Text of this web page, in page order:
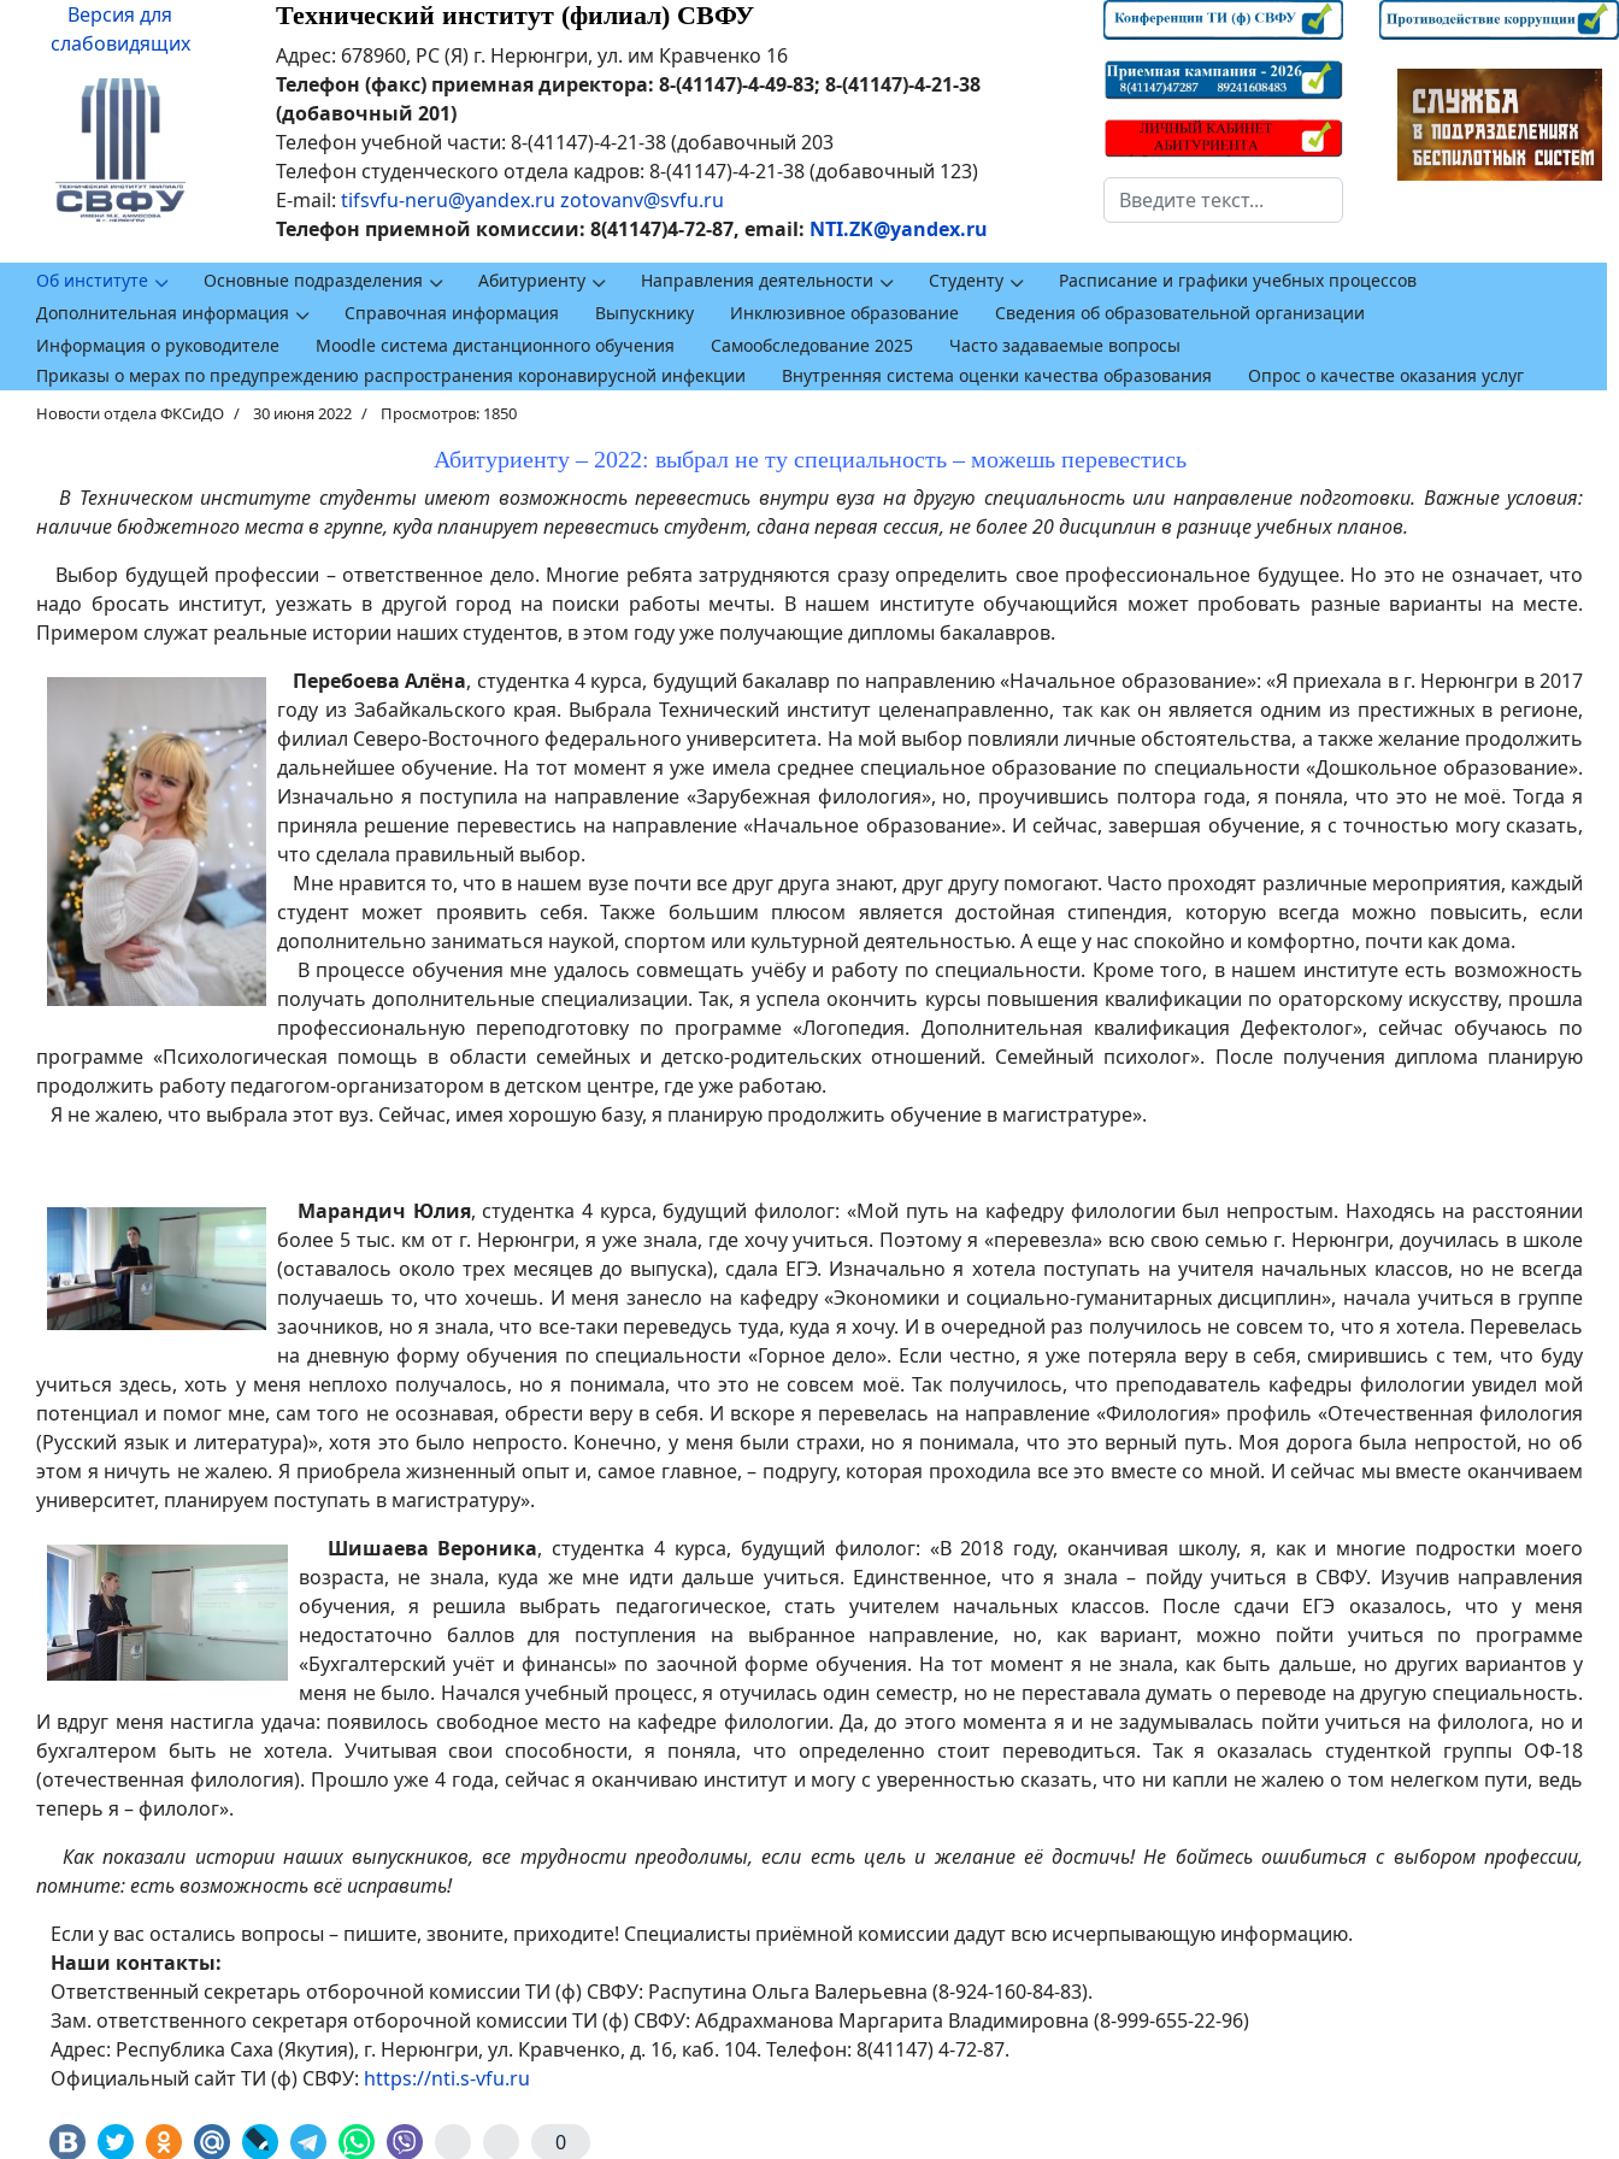
Версия для
слабовидящих
Технический институт (филиал) СВФУ
Адрес: 678960, РС (Я) г. Нерюнгри, ул. им Кравченко 16
Телефон (факс) приемная директора: 8-(41147)-4-49-83; 8-(41147)-4-21-38
(добавочный 201)
Телефон учебной части: 8-(41147)-4-21-38 (добавочный 203
Телефон студенческого отдела кадров: 8-(41147)-4-21-38 (добавочный 123)
E-mail: tifsvfu-neru@yandex.ru zotovanv@svfu.ru
Телефон приемной комиссии: 8(41147)4-72-87, email: NTI.ZK@yandex.ru
Поиск
Об институте Основные подразделения Абитуриенту Направления деятельности Студенту
Расписание и графики учебных процессов
Дополнительная информация
Справочная информация Выпускнику Инклюзивное образование
Сведения об образовательной организации
Информация о руководителе
Moodle система дистанционного обучения Самообследование 2025
Часто задаваемые вопросы
Приказы о мерах по предупреждению распространения коронавирусной инфекции
Внутренняя система оценки качества образования Опрос о качестве оказания услуг
Новости отдела ФКСиДО 30 июня 2022 Просмотров: 1850
Абитуриенту – 2022: выбрал не ту специальность – можешь перевестись
В Техническом институте студенты имеют возможность перевестись внутри вуза на другую специальность или направление подготовки. Важные условия:
наличие бюджетного места в группе, куда планирует перевестись студент, сдана первая сессия, не более 20 дисциплин в разнице учебных планов.
Выбор будущей профессии – ответственное дело. Многие ребята затрудняются сразу определить свое профессиональное будущее. Но это не означает, что
надо бросать институт, уезжать в другой город на поиски работы мечты. В нашем институте обучающийся может пробовать разные варианты на месте.
Примером служат реальные истории наших студентов, в этом году уже получающие дипломы бакалавров.
Перебоева Алёна, студентка 4 курса, будущий бакалавр по направлению «Начальное образование»: «Я приехала в г. Нерюнгри в 2017
году из Забайкальского края. Выбрала Технический институт целенаправленно, так как он является одним из престижных в регионе,
филиал Северо-Восточного федерального университета. На мой выбор повлияли личные обстоятельства, а также желание продолжить
дальнейшее обучение. На тот момент я уже имела среднее специальное образование по специальности «Дошкольное образование».
Изначально я поступила на направление «Зарубежная филология», но, проучившись полтора года, я поняла, что это не моё. Тогда я
приняла решение перевестись на направление «Начальное образование». И сейчас, завершая обучение, я с точностью могу сказать,
что сделала правильный выбор.
Мне нравится то, что в нашем вузе почти все друг друга знают, друг другу помогают. Часто проходят различные мероприятия, каждый
студент может проявить себя. Также большим плюсом является достойная стипендия, которую всегда можно повысить, если
дополнительно заниматься наукой, спортом или культурной деятельностью. А еще у нас спокойно и комфортно, почти как дома.
В процессе обучения мне удалось совмещать учёбу и работу по специальности. Кроме того, в нашем институте есть возможность
получать дополнительные специализации. Так, я успела окончить курсы повышения квалификации по ораторскому искусству, прошла
профессиональную переподготовку по программе «Логопедия. Дополнительная квалификация Дефектолог», сейчас обучаюсь по
программе «Психологическая помощь в области семейных и детско-родительских отношений. Семейный психолог». После получения диплома планирую
продолжить работу педагогом-организатором в детском центре, где уже работаю.
Я не жалею, что выбрала этот вуз. Сейчас, имея хорошую базу, я планирую продолжить обучение в магистратуре».
Марандич Юлия, студентка 4 курса, будущий филолог: «Мой путь на кафедру филологии был непростым. Находясь на расстоянии
более 5 тыс. км от г. Нерюнгри, я уже знала, где хочу учиться. Поэтому я «перевезла» всю свою семью г. Нерюнгри, доучилась в школе
(оставалось около трех месяцев до выпуска), сдала ЕГЭ. Изначально я хотела поступать на учителя начальных классов, но не всегда
получаешь то, что хочешь. И меня занесло на кафедру «Экономики и социально-гуманитарных дисциплин», начала учиться в группе
заочников, но я знала, что все-таки переведусь туда, куда я хочу. И в очередной раз получилось не совсем то, что я хотела. Перевелась
на дневную форму обучения по специальности «Горное дело». Если честно, я уже потеряла веру в себя, смирившись с тем, что буду
учиться здесь, хоть у меня неплохо получалось, но я понимала, что это не совсем моё. Так получилось, что преподаватель кафедры филологии увидел мой
потенциал и помог мне, сам того не осознавая, обрести веру в себя. И вскоре я перевелась на направление «Филология» профиль «Отечественная филология
(Русский язык и литература)», хотя это было непросто. Конечно, у меня были страхи, но я понимала, что это верный путь. Моя дорога была непростой, но об
этом я ничуть не жалею. Я приобрела жизненный опыт и, самое главное, – подругу, которая проходила все это вместе со мной. И сейчас мы вместе оканчиваем
университет, планируем поступать в магистратуру».
Шишаева Вероника, студентка 4 курса, будущий филолог: «В 2018 году, оканчивая школу, я, как и многие подростки моего
возраста, не знала, куда же мне идти дальше учиться. Единственное, что я знала – пойду учиться в СВФУ. Изучив направления
обучения, я решила выбрать педагогическое, стать учителем начальных классов. После сдачи ЕГЭ оказалось, что у меня
недостаточно баллов для поступления на выбранное направление, но, как вариант, можно пойти учиться по программе
«Бухгалтерский учёт и финансы» по заочной форме обучения. На тот момент я не знала, как быть дальше, но других вариантов у
меня не было. Начался учебный процесс, я отучилась один семестр, но не переставала думать о переводе на другую специальность.
И вдруг меня настигла удача: появилось свободное место на кафедре филологии. Да, до этого момента я и не задумывалась пойти учиться на филолога, но и
бухгалтером быть не хотела. Учитывая свои способности, я поняла, что определенно стоит переводиться. Так я оказалась студенткой группы ОФ-18
(отечественная филология). Прошло уже 4 года, сейчас я оканчиваю институт и могу с уверенностью сказать, что ни капли не жалею о том нелегком пути, ведь
теперь я – филолог».
Как показали истории наших выпускников, все трудности преодолимы, если есть цель и желание её достичь! Не бойтесь ошибиться с выбором профессии,
помните: есть возможность всё исправить!
Если у вас остались вопросы – пишите, звоните, приходите! Специалисты приёмной комиссии дадут всю исчерпывающую информацию.
Наши контакты:
Ответственный секретарь отборочной комиссии ТИ (ф) СВФУ: Распутина Ольга Валерьевна (8-924-160-84-83).
Зам. ответственного секретаря отборочной комиссии ТИ (ф) СВФУ: Абдрахманова Маргарита Владимировна (8-999-655-22-96)
Адрес: Республика Саха (Якутия), г. Нерюнгри, ул. Кравченко, д. 16, каб. 104. Телефон: 8(41147) 4-72-87.
Официальный сайт ТИ (ф) СВФУ: https://nti.s-vfu.ru
0